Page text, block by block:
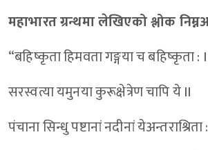
महाभारत ग्रन्थमा लेखिएको श्लोक
“बहिष्कृता हिमवता गङ्गया च बहिष्कृता : I
सरस्वत्या यमुनया कुरूक्षेत्रेण चापि ये II
पंचाना सिन्धु पष्टानां नदीनां येअन्तराश्रिता